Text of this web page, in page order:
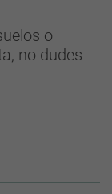
o
no dudes